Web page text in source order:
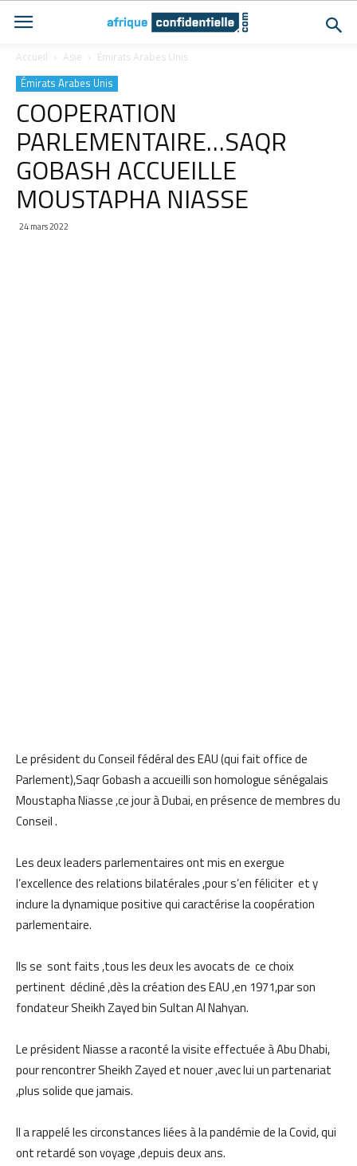
Accueil Asie Émirats Arabes Unis
Émirats Arabes Unis
COOPERATION
PARLEMENTAIRE…SAQR
GOBASH ACCUEILLE
MOUSTAPHA NIASSE
24 mars 2022
Le président du Conseil fédéral des EAU (qui fait office de
Parlement),Saqr Gobash a accueilli son homologue sénégalais
Moustapha Niasse ,ce jour à Dubai, en présence de membres du
Conseil .
Les deux leaders parlementaires ont mis en exergue
l’excellence des relations bilatérales ,pour s’en féliciter et y
inclure la dynamique positive qui caractérise la coopération
parlementaire.
Ils se sont faits ,tous les deux les avocats de ce choix
pertinent décliné ,dès la création des EAU ,en 1971,par son
fondateur Sheikh Zayed bin Sultan Al Nahyan.
Le président Niasse a raconté la visite effectuée à Abu Dhabi,
pour rencontrer Sheikh Zayed et nouer ,avec lui un partenariat
,plus solide que jamais.
Il a rappelé les circonstances liées à la pandémie de la Covid, qui
ont retardé son voyage ,depuis deux ans.